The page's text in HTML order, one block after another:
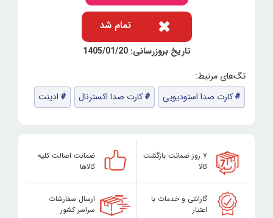
تمام شد
تاریخ بروزرسانی: 1405/01/20
کارت صدا استودیویی کارت صدا اکسترنال ادینت
۷ روز ضمانت بازگشت
کالا
ضمانت اصالت کلیه
کالاها
گارانتی و خدمات با
اعتبار
ارسال سفارشات
سراسر کشور